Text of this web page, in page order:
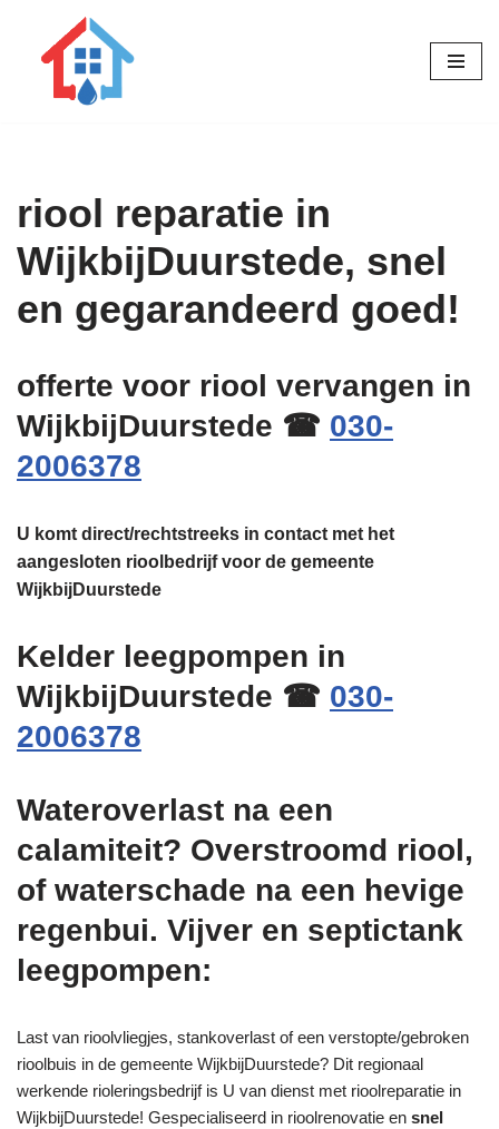
riool reparatie in
WijkbijDuurstede, snel
en gegarandeerd goed!
offerte voor riool vervangen in
WijkbijDuurstede ☎ 030-
2006378
U komt direct/rechtstreeks in contact met het
aangesloten rioolbedrijf voor de gemeente
WijkbijDuurstede
Kelder leegpompen in
WijkbijDuurstede ☎ 030-
2006378
Wateroverlast na een
calamiteit? Overstroomd riool,
of waterschade na een hevige
regenbui. Vijver en septictank
leegpompen:
Last van rioolvliegjes, stankoverlast of een verstopte/gebroken
rioolbuis in de gemeente WijkbijDuurstede? Dit regionaal
werkende rioleringsbedrijf is U van dienst met rioolreparatie in
WijkbijDuurstede! Gespecialiseerd in rioolrenovatie en snel